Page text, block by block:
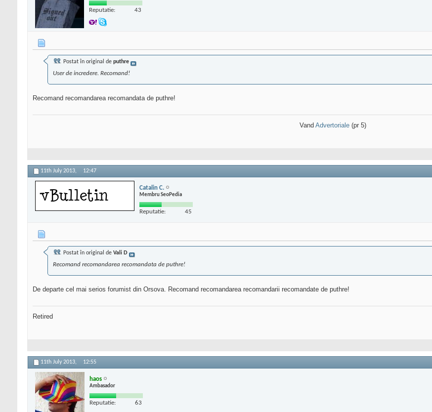
Reputatie: 43
Postat în original de puthre
User de incredere. Recomand!
Recomand recomandarea recomandata de puthre!
Vand Advertoriale (pr 5)
11th July 2013, 12:47
Catalin C.
Membru SeoPedia
Reputatie: 45
Postat în original de Vali D
Recomand recomandarea recomandata de puthre!
De departe cel mai serios forumist din Orsova. Recomand recomandarea recomandarii recomandate de puthre!
Retired
11th July 2013, 12:55
haos
Ambasador
Reputatie: 63